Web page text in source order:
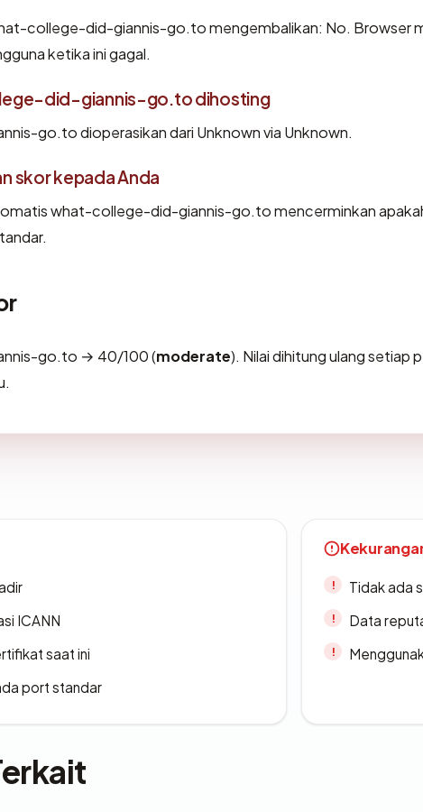
college-did-giannis-go.to mengembalikan: No. Browser
ketika ini gagal.
did-giannis-go.to dihosting
go.to dioperasikan dari Unknown via Unknown.
skor kepada Anda
what-college-did-giannis-go.to mencerminkan
go.to → 40/100 (moderate). Nilai dihitung ulang setiap
ICANN
saat ini
port standar
Tidak ada
Data